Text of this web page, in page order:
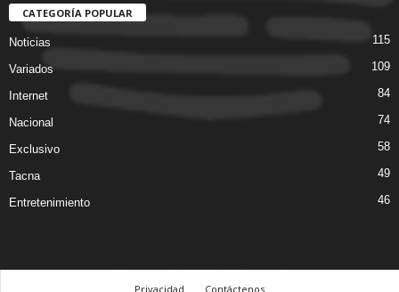
CATEGORÍA POPULAR
Noticias 115
Variados 109
Internet 84
Nacional 74
Exclusivo 58
Tacna 49
Entretenimiento 46
Privacidad Contáctenos